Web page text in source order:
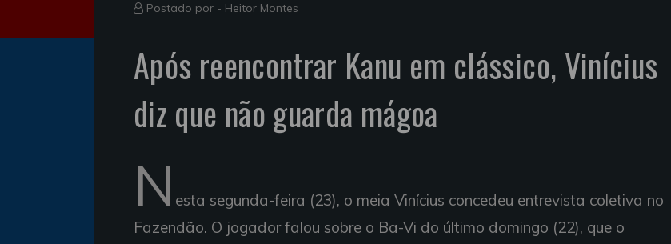
Postado por - Heitor Montes
Após reencontrar Kanu em clássico, Vinícius
diz que não guarda mágoa
N esta segunda-feira (23), o meia Vinícius concedeu entrevista coletiva no
Fazendão. O jogador falou sobre o Ba-Vi do último domingo (22), que o